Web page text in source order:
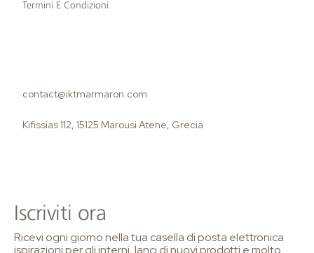
Termini E Condizioni
contact@iktmarmaron.com
Kifissias 112, 15125 Marousi Atene, Grecia
Iscriviti ora
Ricevi ogni giorno nella tua casella di posta elettronica
ispirazioni per gli interni, lanci di nuovi prodotti e molto